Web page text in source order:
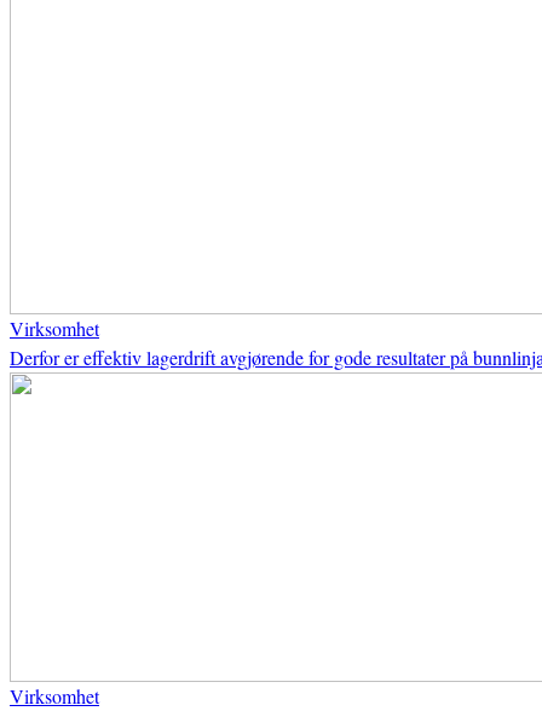
Virksomhet
Derfor er effektiv lagerdrift avgjørende for gode resultater på
Virksomhet